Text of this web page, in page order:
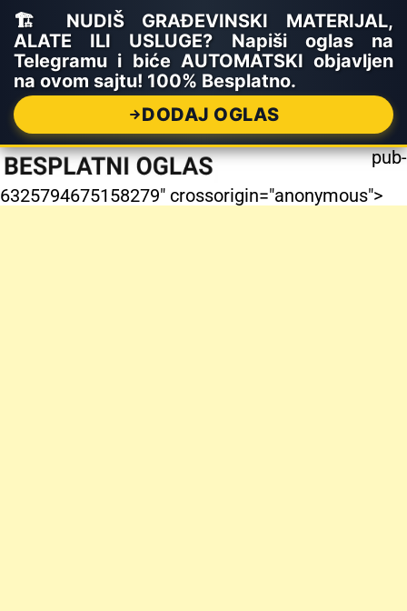
🏗️ NUDIŠ GRAĐEVINSKI MATERIJAL,
ALATE ILI USLUGE? Napiši oglas na
Telegramu i biće AUTOMATSKI objavljen
na ovom sajtu! 100% Besplatno.
DODAJ OGLAS
pub-
6325794675158279" crossorigin="anonymous">